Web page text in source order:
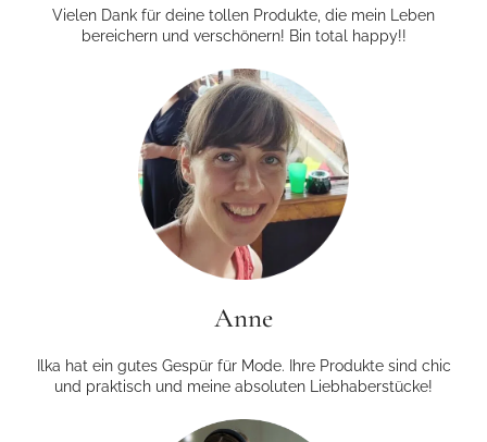
Vielen Dank für deine tollen Produkte, die mein Leben
bereichern und verschönern! Bin total happy!!
Anne
Ilka hat ein gutes Gespür für Mode. Ihre Produkte sind chic
und praktisch und meine absoluten Liebhaberstücke!